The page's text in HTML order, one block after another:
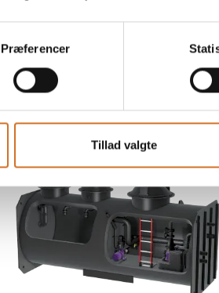
Præferencer
Tillad valgte
Sankt Annæ i København fik hjælp
fedtudskiller. En specialløsning
udviklet og svejst på stedet for at
trange adgangsforhold.
u